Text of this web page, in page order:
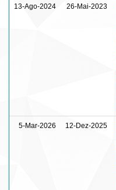
13-Ago-2024 26-Mai-2023
5-Mar-2026 12-Dez-2025